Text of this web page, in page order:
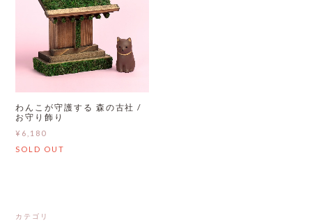
わんこが守護する 森の古社 /
お守り飾り
¥6,180
SOLD OUT
カテゴリ